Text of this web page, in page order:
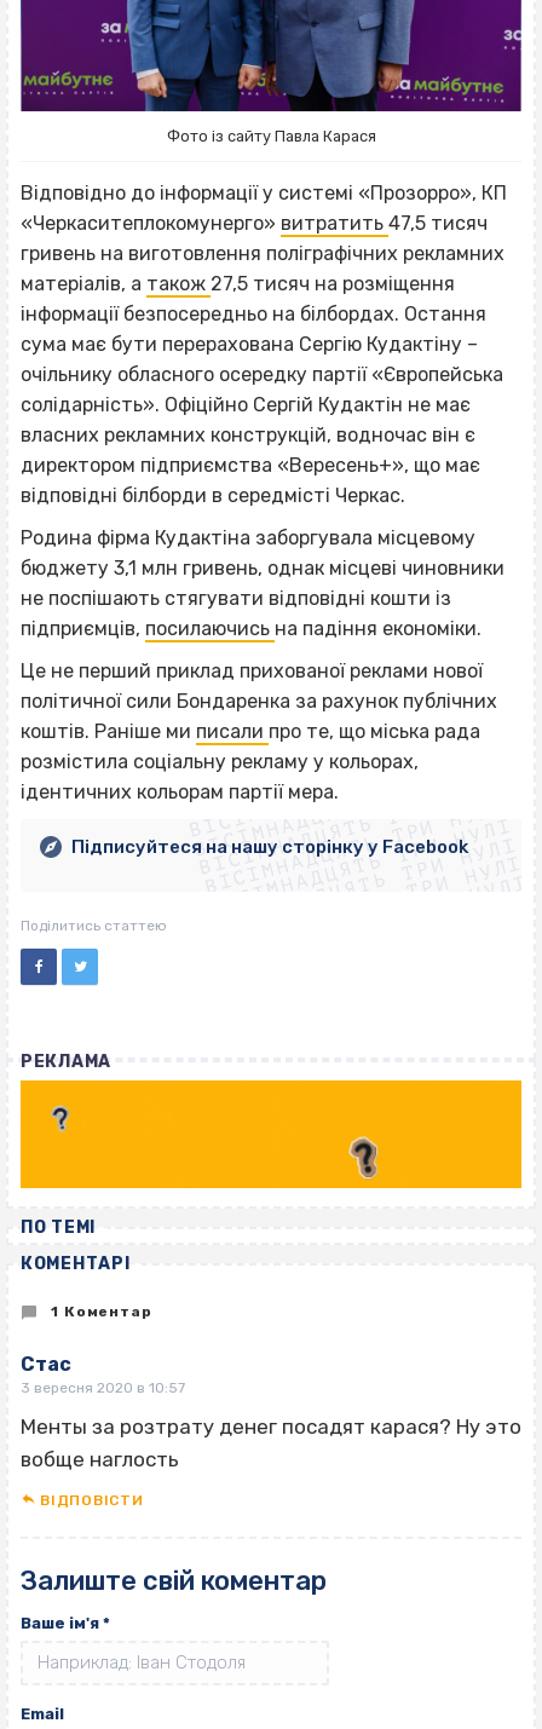
Фото із сайту Павла Карася
Відповідно до інформації у системі «Прозорро», КП
«Черкаситеплокомунерго» витратить 47,5 тисяч
гривень на виготовлення поліграфічних рекламних
матеріалів, а також 27,5 тисяч на розміщення
інформації безпосередньо на білбордах. Остання
сума має бути перерахована Сергію Кудактіну –
очільнику обласного осередку партії «Європейська
солідарність». Офіційно Сергій Кудактін не має
власних рекламних конструкцій, водночас він є
директором підприємства «Вересень+», що має
відповідні білборди в середмісті Черкас.
Родина фірма Кудактіна заборгувала місцевому
бюджету 3,1 млн гривень, однак місцеві чиновники
не поспішають стягувати відповідні кошти із
підприємців, посилаючись на падіння економіки.
Це не перший приклад прихованої реклами нової
політичної сили Бондаренка за рахунок публічних
коштів. Раніше ми писали про те, що міська рада
розмістила соціальну рекламу у кольорах,
ідентичних кольорам партії мера.
ВІСІМНАДЦЯТЬ ТРИ НУЛІ
ВІСІМНАДЦЯТЬ ТРИ НУЛІ
ВІСІМНАДЦЯТЬ ТРИ НУЛІ
ВІСІМНАДЦЯТЬ ТРИ НУЛІ
ВІСІМНАДЦЯТЬ ТРИ НУЛІ
ВІСІМНАДЦЯТЬ ТРИ НУЛІ
ВІСІМНАДЦЯТЬ ТРИ НУЛІ
ВІСІМНАДЦЯТЬ ТРИ НУЛІ
Підписуйтеся на нашу сторінку у Facebook
Поділитись статтею
РЕКЛАМА
ПО ТЕМІ
КОМЕНТАРІ
1 Коментар
Стас
3 вересня 2020 в 10:57
Менты за розтрату денег посадят карася? Ну это
вобще наглость
ВІДПОВІCТИ
Залиште свій коментар
Ваше ім'я *
Email